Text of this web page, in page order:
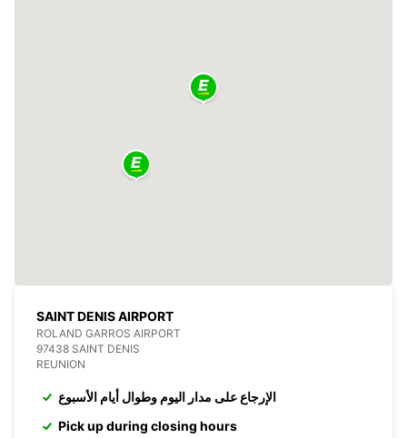
SAINT DENIS AIRPORT
ROLAND GARROS AIRPORT
97438 SAINT DENIS
REUNION
الإرجاع على مدار اليوم وطوال أيام الأسبوع
Pick up during closing hours